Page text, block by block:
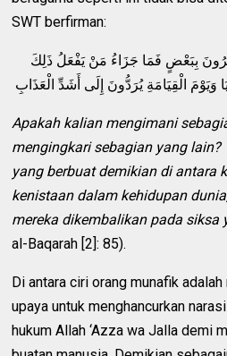
SWT berfirman:
بِبَعْضٍ فَمَا جَزَاءُ مَنْ يَفْعَلُ ذَلِكَ
وَيَوْمَ الْقِيَامَةِ يُرَدُّونَ إِلَى أَشَدِّ الْعَذَابِ
Apakah kalian mengimani
mengingkari sebagian yang
yang berbuat demikian di antara
kenistaan dalam kehidupan
mereka dikembalikan pada siksa
al-Baqarah [2]: 85).
Di antara ciri orang munafik
upaya untuk menghancurkan
hukum Allah ‘Azza wa Jalla demi